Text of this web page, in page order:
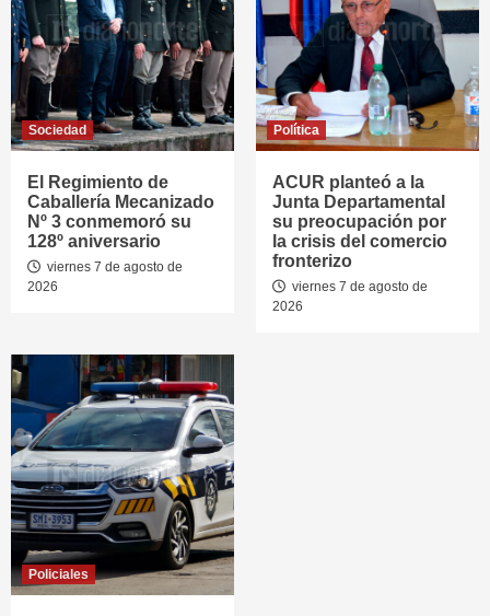
Sociedad
El Regimiento de
Caballería Mecanizado
Nº 3 conmemoró su
128º aniversario
viernes 7 de agosto de
2026
Política
ACUR planteó a la
Junta Departamental
su preocupación por
la crisis del comercio
fronterizo
viernes 7 de agosto de
2026
Policiales